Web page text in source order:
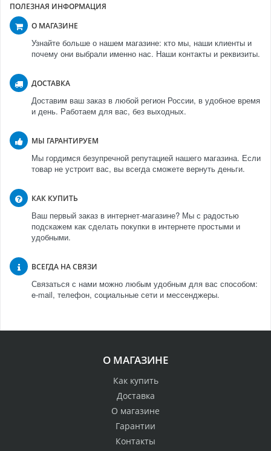
ПОЛЕЗНАЯ ИНФОРМАЦИЯ
О МАГАЗИНЕ
Узнайте больше о нашем магазине: кто мы, наши клиенты и
почему они выбрали именно нас. Наши контакты и реквизиты.
ДОСТАВКА
Доставим ваш заказ в любой регион России, в удобное время
и день. Работаем для вас, без выходных.
МЫ ГАРАНТИРУЕМ
Мы гордимся безупречной репутацией нашего магазина. Если
товар не устроит вас, вы всегда сможете вернуть деньги.
КАК КУПИТЬ
Ваш первый заказ в интернет-магазине? Мы с радостью
подскажем как сделать покупки в интернете простыми и
удобными.
ВСЕГДА НА СВЯЗИ
Связаться с нами можно любым удобным для вас способом:
e-mail, телефон, социальные сети и мессенджеры.
О МАГАЗИНЕ
Как купить
Доставка
О магазине
Гарантии
Контакты